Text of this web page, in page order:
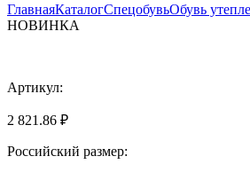
ГлавнаяКаталогСпецобувьОбувь
НОВИНКА
Артикул:
2 821.86 ₽
Российский размер: